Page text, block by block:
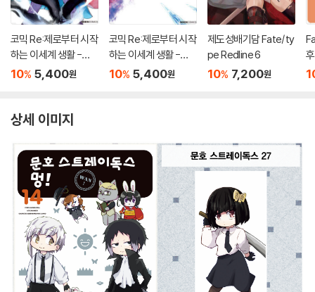
코믹 Re:제로부터 시작
하는 이세계 생활 -제4
장- 11
10% 5,400원
코믹 Re:제로부터 시작
하는 이세계 생활 -제5
장- 2
10% 5,400원
제도성배기담 Fate/ty
pe Redline 6
10% 7,200원
상세 이미지